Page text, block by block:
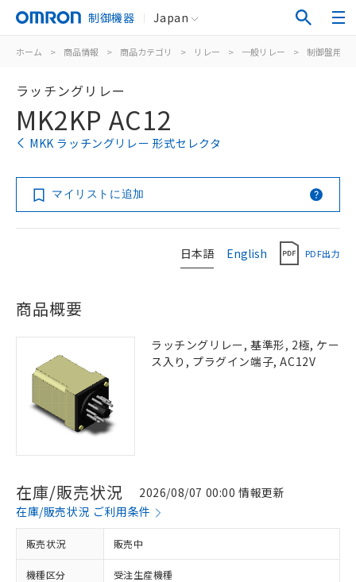
制御機器 Japan
ホーム > 商品情報 > 商品カテゴリ > リレー > 一般リレー > 制御盤用
ラッチングリレー
MK2KP AC12
MKK ラッチングリレー 形式セレクタ
マイリストに追加
日本語 English PDF出力
商品概要
ラッチングリレー, 基準形, 2極, ケー
ス入り, プラグイン端子, AC12V
在庫/販売状況
2026/08/07 00:00 情報更新
在庫/販売状況 ご利用条件
販売状況 販売中
機種区分 受注生産機種